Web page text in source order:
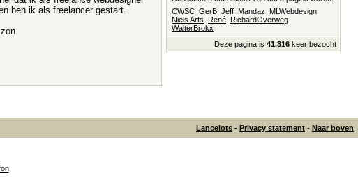
ben ik als freelancer gestart.
CWSC GerB Jeff Mandaz MLWebdesign
Niels Arts René RichardOverweg
WalterBrokx
Deze pagina is 41.316 keer bezocht
Lancelots - Privacy statement - Naar boven